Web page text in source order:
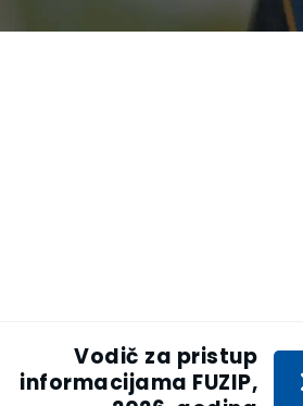
Vodič za pristup
informacijama FUZIP,